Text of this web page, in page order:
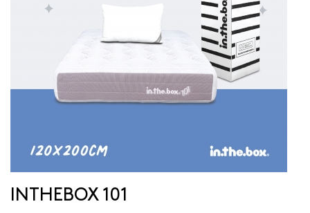
INTHEBOX 101